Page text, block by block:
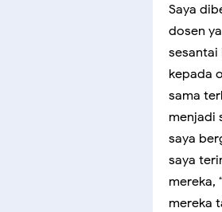
Saya
dosen
sesantai
kepada
sama
menjadi
saya
saya
mereka,
mereka